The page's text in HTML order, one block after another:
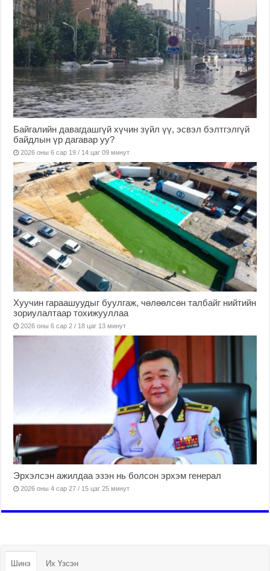
Байгалийн давагдашгүй хүчин зүйл үү, эсвэл бэлтгэлгүй
байдлын үр дагавар уу?
2026 оны 6 сар 19 / 14 цаг 09 минут
Хуучин гараашуудыг буулгаж, чөлөөлсөн талбайг нийтийн
зориулалтаар тохижууллаа
2026 оны 6 сар 2 / 18 цаг 13 минут
Эрхэлсэн ажилдаа эзэн нь болсон эрхэм генерал
2026 оны 4 сар 27 / 15 цаг 25 минут
Шинэ Их Үзсэн